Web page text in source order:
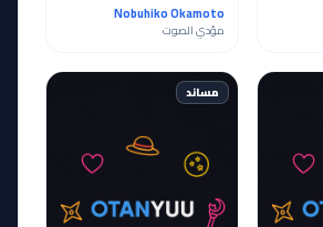
Nobuhiko Okamoto
مؤدي الصوت
مساند